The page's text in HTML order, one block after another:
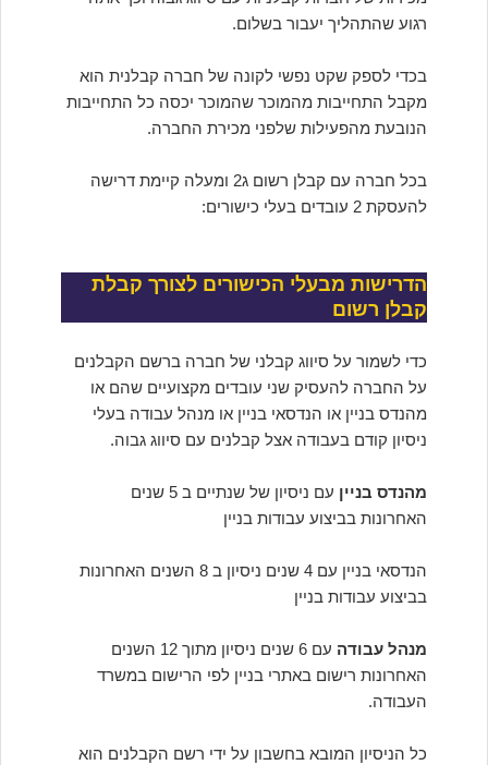
רגוע שהתהליך יעבור בשלום.
בכדי לספק שקט נפשי לקונה של חברה קבלנית הוא
מקבל התחייבות מהמוכר שהמוכר יכסה כל התחייבות
הנובעת מהפעילות שלפני מכירת החברה.
בכל חברה עם קבלן רשום ג2 ומעלה קיימת דרישה
להעסקת 2 עובדים בעלי כישורים:
הדרישות מבעלי הכישורים לצורך קבלת
קבלן רשום
כדי לשמור על סיווג קבלני של חברה ברשם הקבלנים
על החברה להעסיק שני עובדים מקצועיים שהם או
מהנדס בניין או הנדסאי בניין או מנהל עבודה בעלי
ניסיון קודם בעבודה אצל קבלנים עם סיווג גבוה.
מהנדס בניין
עם ניסיון של שנתיים ב 5 שנים
האחרונות בביצוע עבודות בניין
הנדסאי בניין עם 4 שנים ניסיון ב 8 השנים האחרונות
בביצוע עבודות בניין
מנהל עבודה
עם 6 שנים ניסיון מתוך 12 השנים
האחרונות רישום באתרי בניין לפי הרישום במשרד
העבודה.
כל הניסיון המובא בחשבון על ידי רשם הקבלנים הוא